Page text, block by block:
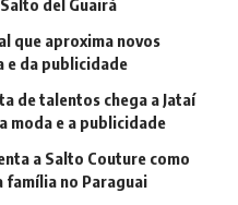
del Guairá
que aproxima novos
e da publicidade
de talentos chega a Jataí
moda e a publicidade
a Salto Couture como
família no Paraguai